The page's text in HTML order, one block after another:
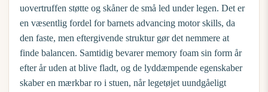
uovertruffen støtte og skåner de små led under legen. Det er
en væsentlig fordel for barnets advancing motor skills, da
den faste, men eftergivende struktur gør det nemmere at
finde balancen. Samtidig bevarer memory foam sin form år
efter år uden at blive fladt, og de lyddæmpende egenskaber
skaber en mærkbar ro i stuen, når legetøjet uundgåeligt